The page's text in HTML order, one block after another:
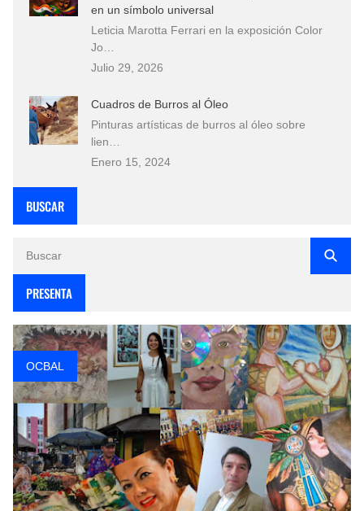
en un símbolo universal
Leticia Marotta Ferrari en la exposición Color
Jo…
Julio 29, 2026
Cuadros de Burros al Óleo
Pinturas artísticas de burros al óleo sobre
lien…
Enero 15, 2024
BUSCAR
PRESENTA
OCBAL